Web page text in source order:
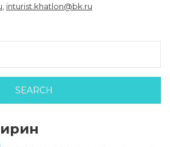
inturist.khatlon@bk.ru